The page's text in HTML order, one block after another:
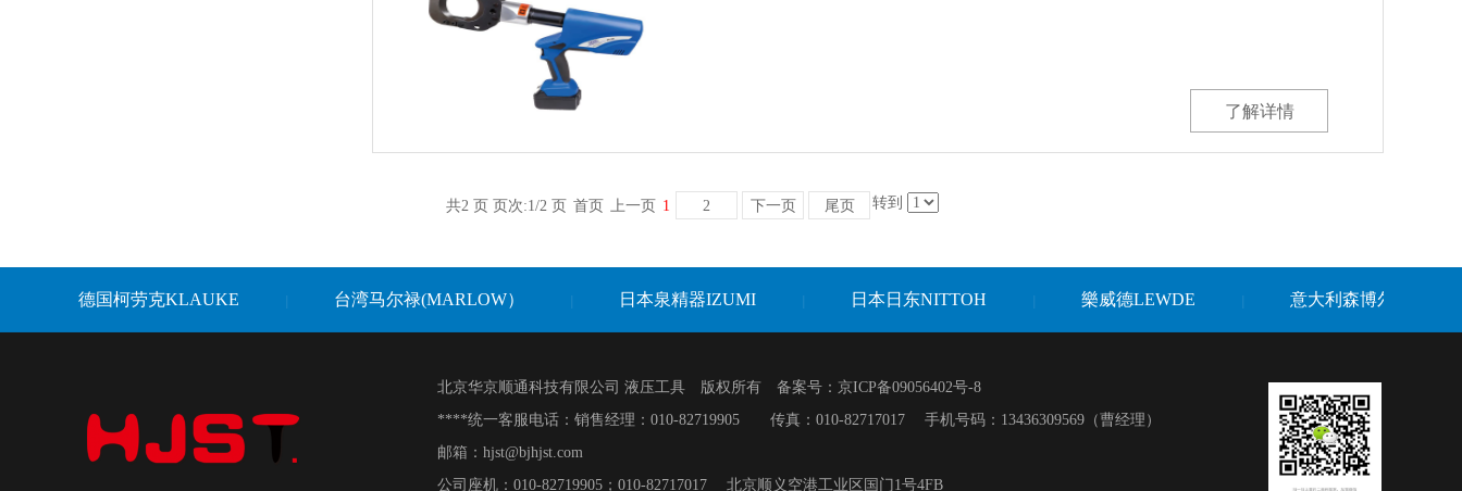
了解详情
共2 页 页次:1/2 页 首页 上一页 1 2 下一页 尾页 转到
德国柯劳克KLAUKE 台湾马尔禄(MARLOW） 日本泉精器IZUMI 日本日东NITTOH 樂威德LEWDE 意大利森博尔
北京华京顺通科技有限公司 液压工具 版权所有 备案号： 京ICP备09056402号-8
****统一客服电话：销售经理：010-82719905 传真：010-82717017 手机号码：13436309569（曹经理）
邮箱：hjst@bjhjst.com
公司座机：010-82719905；010-82717017 北京顺义空港工业区国门1号4FB